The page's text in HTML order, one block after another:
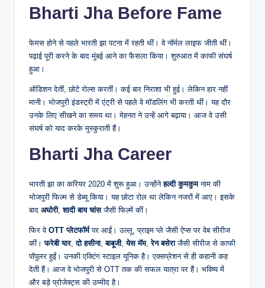
Bharti Jha Before Fame
फेमस होने से पहले भारती झा पटना में रहती थीं। वे नॉर्मल लाइफ जीती थीं।
पढ़ाई पूरी करने के बाद मुंबई आने का फैसला किया। शुरुआत में काफी संघर्ष
हुआ।
ऑडिशन देतीं, छोटे रोल्स करतीं। कई बार निराशा भी हुई। लेकिन हार नहीं
मानी। भोजपुरी इंडस्ट्री में एंट्री से पहले वे मॉडलिंग भी करती थीं। यह दौर
उनके लिए सीखने का समय था। मेहनत ने उन्हें आगे बढ़ाया। आज वे उसी
संघर्ष को याद करके मुस्कुराती हैं।
Bharti Jha Career
भारती झा का करियर 2020 में शुरू हुआ। उन्होंनेहल्दी कुमकुमनाम की
भोजपुरी फिल्म से डेब्यू किया। यह छोटा रोल था लेकिन नजरों में आए। इसके
बाद अघोरी,शादी बाय चांसजैसी फिल्में कीं।
फिर वे OTT प्लेटफॉर्मपर आईं। उल्लू, प्राइम प्ले जैसी ऐप्स पर वेब सीरीज
कीं।फरेबी यार,दो हसीना,बाबूजी,येस मॅम,रेन बसेराजैसी सीरीज से काफी
पॉपुलर हुईं। उनकी एक्टिंग स्टाइल यूनिक है। एक्सप्रेशन से ही कहानी कह
देती हैं। आज वे भोजपुरी से OTT तक की सफल यात्रा पर हैं। भविष्य में
और बड़े प्रोजेक्ट्स की उम्मीद है।